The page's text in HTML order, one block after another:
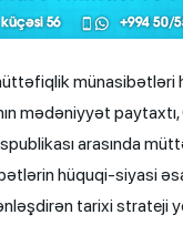
münasibətləri
mədəniyyət paytaxtı,
arasında
hüquqi-siyasi
tarixi strateji